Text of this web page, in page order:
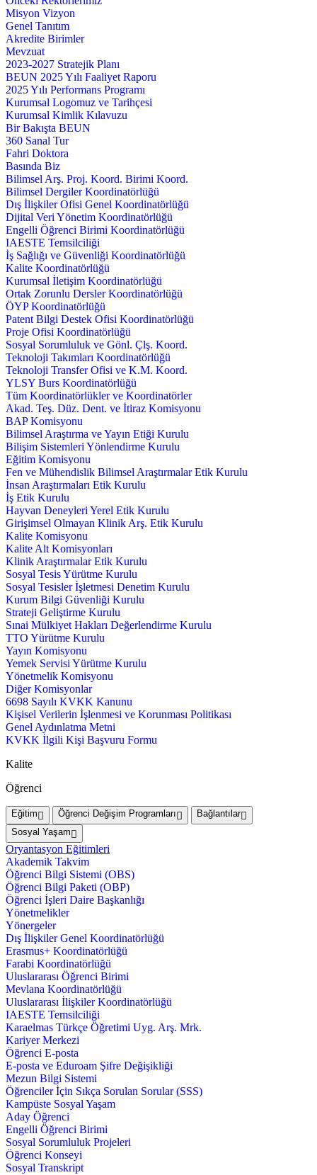
Misyon Vizyon
Genel Tanıtım
Akredite Birimler
Mevzuat
2023-2027 Stratejik Planı
BEUN 2025 Yılı Faaliyet Raporu
2025 Yılı Performans Programı
Kurumsal Logomuz ve Tarihçesi
Kurumsal Kimlik Kılavuzu
Bir Bakışta BEUN
360 Sanal Tur
Fahri Doktora
Basında Biz
Bilimsel Arş. Proj. Koord. Birimi Koord.
Bilimsel Dergiler Koordinatörlüğü
Dış İlişkiler Ofisi Genel Koordinatörlüğü
Dijital Veri Yönetim Koordinatörlüğü
Engelli Öğrenci Birimi Koordinatörlüğü
IAESTE Temsilciliği
İş Sağlığı ve Güvenliği Koordinatörlüğü
Kalite Koordinatörlüğü
Kurumsal İletişim Koordinatörlüğü
Ortak Zorunlu Dersler Koordinatörlüğü
ÖYP Koordinatörlüğü
Patent Bilgi Destek Ofisi Koordinatörlüğü
Proje Ofisi Koordinatörlüğü
Sosyal Sorumluluk ve Gönl. Çlş. Koord.
Teknoloji Takımları Koordinatörlüğü
Teknoloji Transfer Ofisi ve K.M. Koord.
YLSY Burs Koordinatörlüğü
Tüm Koordinatörlükler ve Koordinatörler
Akad. Teş. Düz. Dent. ve İtiraz Komisyonu
BAP Komisyonu
Bilimsel Araştırma ve Yayın Etiği Kurulu
Bilişim Sistemleri Yönlendirme Kurulu
Eğitim Komisyonu
Fen ve Mühendislik Bilimsel Araştırmalar Etik Kurulu
İnsan Araştırmaları Etik Kurulu
İş Etik Kurulu
Hayvan Deneyleri Yerel Etik Kurulu
Girişimsel Olmayan Klinik Arş. Etik Kurulu
Kalite Komisyonu
Kalite Alt Komisyonları
Klinik Araştırmalar Etik Kurulu
Sosyal Tesis Yürütme Kurulu
Sosyal Tesisler İşletmesi Denetim Kurulu
Kurum Bilgi Güvenliği Kurulu
Strateji Geliştirme Kurulu
Sınai Mülkiyet Hakları Değerlendirme Kurulu
TTO Yürütme Kurulu
Yayın Komisyonu
Yemek Servisi Yürütme Kurulu
Yönetmelik Komisyonu
Diğer Komisyonlar
6698 Sayılı KVKK Kanunu
Kişisel Verilerin İşlenmesi ve Korunması Politikası
Genel Aydınlatma Metni
KVKK İlgili Kişi Başvuru Formu
Kalite
Öğrenci
Eğitim Öğrenci Değişim Programları
Bağlantılar
Sosyal Yaşam
Oryantasyon Eğitimleri
Akademik Takvim
Öğrenci Bilgi Sistemi (OBS)
Öğrenci Bilgi Paketi (OBP)
Öğrenci İşleri Daire Başkanlığı
Yönetmelikler
Yönergeler
Dış İlişkiler Genel Koordinatörlüğü
Erasmus+ Koordinatörlüğü
Farabi Koordinatörlüğü
Uluslararası Öğrenci Birimi
Mevlana Koordinatörlüğü
Uluslararası İlişkiler Koordinatörlüğü
IAESTE Temsilciliği
Karaelmas Türkçe Öğretimi Uyg. Arş. Mrk.
Kariyer Merkezi
Öğrenci E-posta
E-posta ve Eduroam Şifre Değişikliği
Mezun Bilgi Sistemi
Öğrenciler İçin Sıkça Sorulan Sorular (SSS)
Kampüste Sosyal Yaşam
Aday Öğrenci
Engelli Öğrenci Birimi
Sosyal Sorumluluk Projeleri
Öğrenci Konseyi
Sosyal Transkript